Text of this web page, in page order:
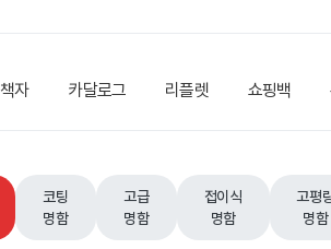
책자 카달로그 리플렛 쇼핑백
코팅
명함
고급
명함
접이식
명함
고평
명함